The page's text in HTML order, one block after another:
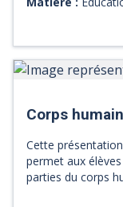
Corps
Cette
permet aux
parties du corps